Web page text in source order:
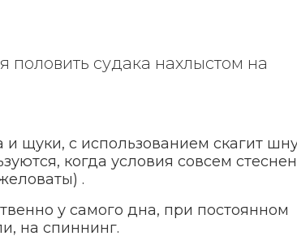
половить судака нахлыстом на
щуки, с использованием скагит
когда условия совсем
.
у самого дна, при постоянном
на спиннинг.